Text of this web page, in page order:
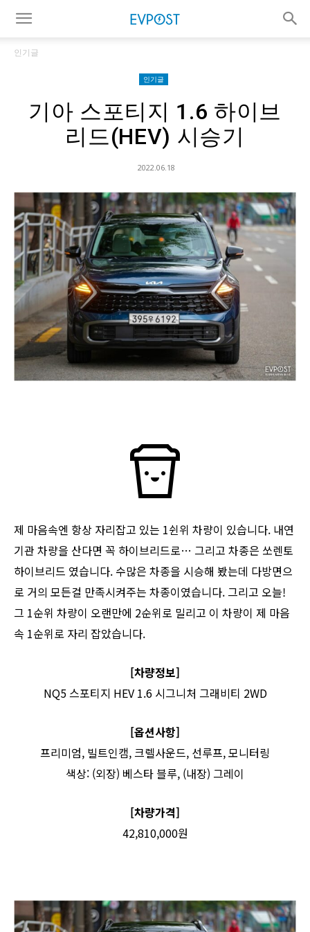
인기글
인기글
기아 스포티지 1.6 하이브
리드(HEV) 시승기
2022.06.18
제 마음속엔 항상 자리잡고 있는 1쉰위 차량이 있습니다. 내연
기관 차량을 산다면 꼭 하이브리드로… 그리고 차종은 쏘렌토
하이브리드 였습니다. 수많은 차종을 시승해 봤는데 다방면으
로 거의 모든걸 만족시켜주는 차종이였습니다. 그리고 오늘!
그 1순위 차량이 오랜만에 2순위로 밀리고 이 차량이 제 마음
속 1순위로 자리 잡았습니다.
[차량정보]
NQ5 스포티지 HEV 1.6 시그니처 그래비티 2WD
[옵션사항]
프리미엄, 빌트인캠, 크렐사운드, 선루프, 모니터링
색상: (외장) 베스타 블루, (내장) 그레이
[차량가격]
42,810,000원